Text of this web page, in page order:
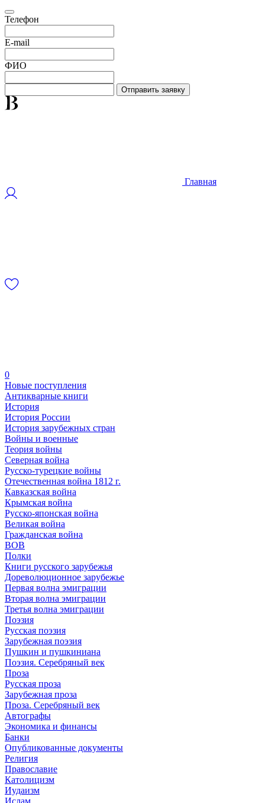
Телефон
E-mail
ФИО
Отправить заявку
Главная
0
Новые поступления
Антикварные книги
История
История России
История зарубежных стран
Войны и военные
Теория войны
Северная война
Русско-турецкие войны
Отечественная война 1812 г.
Кавказская война
Крымская война
Русско-японская война
Великая война
Гражданская война
ВОВ
Полки
Книги русского зарубежья
Дореволюционное зарубежье
Первая волна эмиграции
Вторая волна эмиграции
Третья волна эмиграции
Поэзия
Русская поэзия
Зарубежная поэзия
Пушкин и пушкиниана
Поэзия. Серебряный век
Проза
Русская проза
Зарубежная проза
Проза. Серебряный век
Автографы
Экономика и финансы
Банки
Опубликованные документы
Религия
Православие
Католицизм
Иудаизм
Ислам